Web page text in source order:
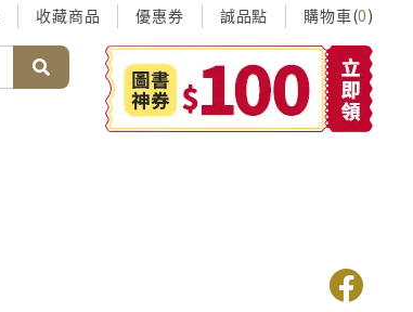
收藏商品 優惠券 誠品點 購物車(0)